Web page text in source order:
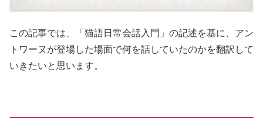
この記事では、「猫語日常会話入門」の記述を基に、アン
トワーヌが登場した場面で何を話していたのかを翻訳して
いきたいと思います。